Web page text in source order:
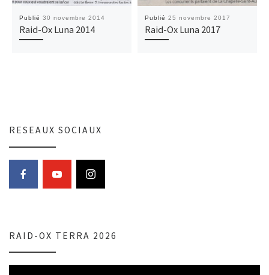
Publié 30 novembre 2014
Raid-Ox Luna 2014
Publié 25 novembre 2017
Raid-Ox Luna 2017
RESEAUX SOCIAUX
RAID-OX TERRA 2026